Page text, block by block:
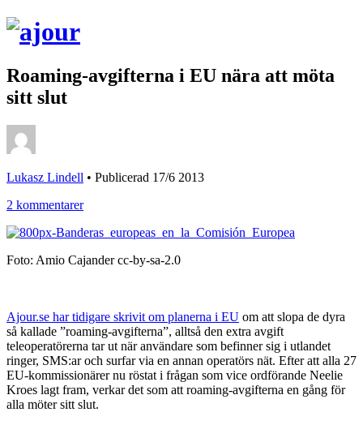
Roaming-avgifterna i EU nära att möta
sitt slut
Lukasz Lindell • Publicerad 17/6 2013
2 kommentarer
Foto: Amio Cajander cc-by-sa-2.0
Ajour.se har tidigare skrivit om planerna i EU om att slopa de dyra
så kallade ”roaming-avgifterna”, alltså den extra avgift
teleoperatörerna tar ut när användare som befinner sig i utlandet
ringer, SMS:ar och surfar via en annan operatörs nät. Efter att alla 27
EU-kommissionärer nu röstat i frågan som vice ordförande Neelie
Kroes lagt fram, verkar det som att roaming-avgifterna en gång för
alla möter sitt slut.